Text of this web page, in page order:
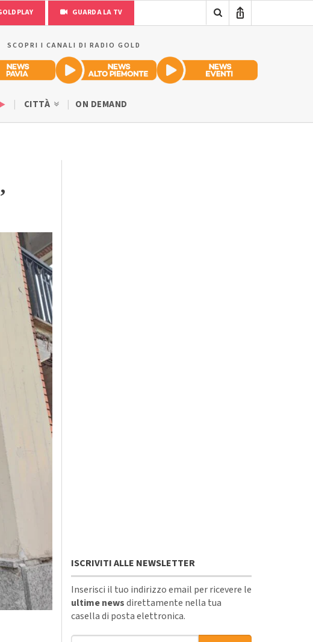
GUARDA LA TV
SCOPRI I CANALI DI RADIO GOLD
CITTÀ ON DEMAND
ISCRIVITI ALLE NEWSLETTER
Inserisci il tuo indirizzo email per ricevere le
ultime newsdirettamente nella tua
casella di posta elettronica.